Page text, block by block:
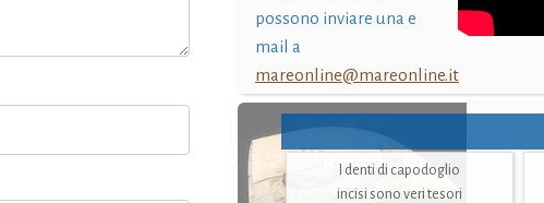
possono inviare una e
mail a
mareonline@mareonline.it
I denti di capodoglio
incisi sono veri tesori